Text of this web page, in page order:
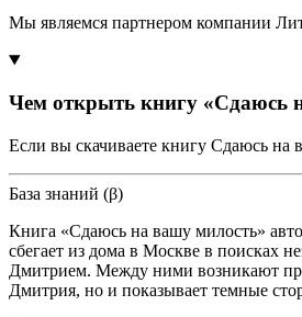
Мы являемся партнером компании
Чем открыть книгу «Сдаюсь
Если вы скачиваете книгу Сдаюсь на
База знаний (β)
Книга «Сдаюсь на вашу милость»
сбегает из дома в Москве в поисках
Дмитрием. Между ними возникают
Дмитрия, но и показывает темные